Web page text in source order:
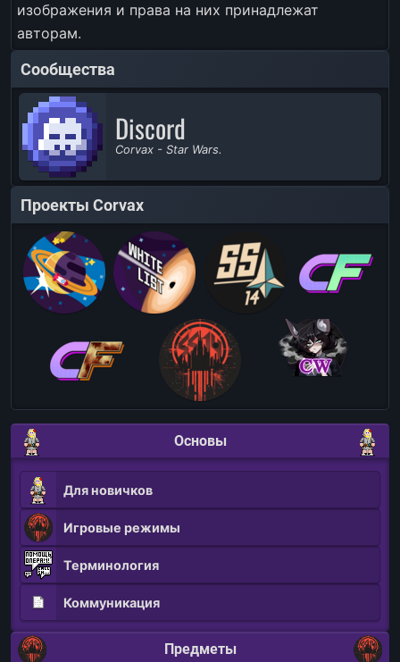
изображения и права на них принадлежат
авторам.
Сообщества
Discord
Corvax - Star Wars.
Проекты Corvax
Основы
Для новичков
Игровые режимы
Терминология
Коммуникация
Предметы